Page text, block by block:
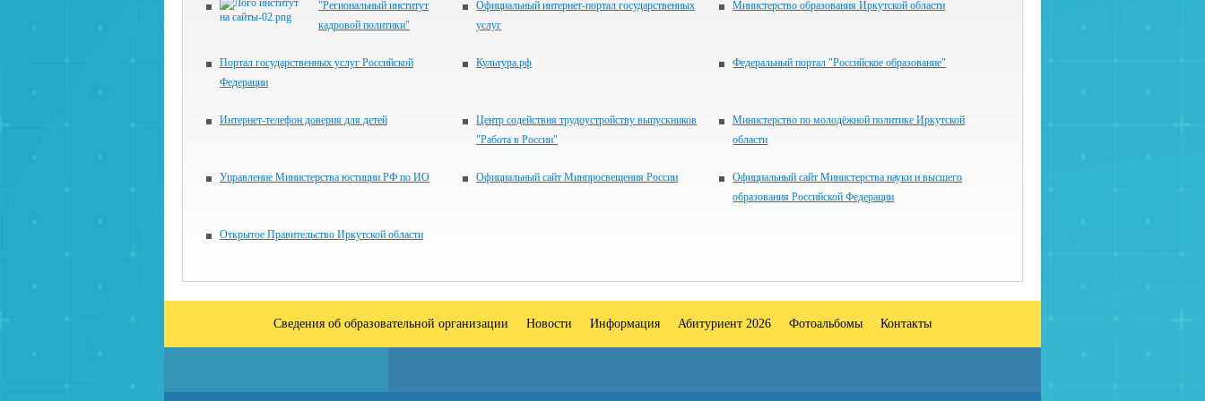
"Региональный институт
кадровой политики"
Официальный интернет-портал государственных
услуг
Министерство образования Иркутской области
Портал государственных услуг Российской
Федерации
Культура.рф Федеральный портал "Российское образование"
Интернет-телефон доверия для детей
Центр содействия трудоустройству выпускников
"Работа в России"
Министерство по молодёжной политике Иркутской
области
Управление Министерства юстиции РФ по ИО Официальный сайт Минпросвещения России
Официальный сайт Министерства науки и высшего
образования Российской Федерации
Открытое Правительство Иркутской области
Сведения об образовательной организации Новости Информация Абитуриент 2026 Фотоальбомы Контакты